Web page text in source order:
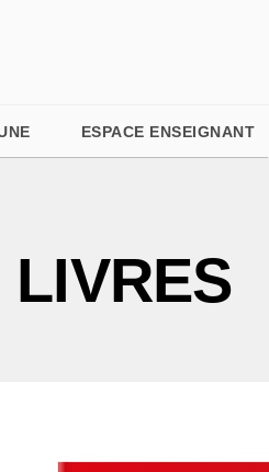
ESPACE ENSEIGNANT